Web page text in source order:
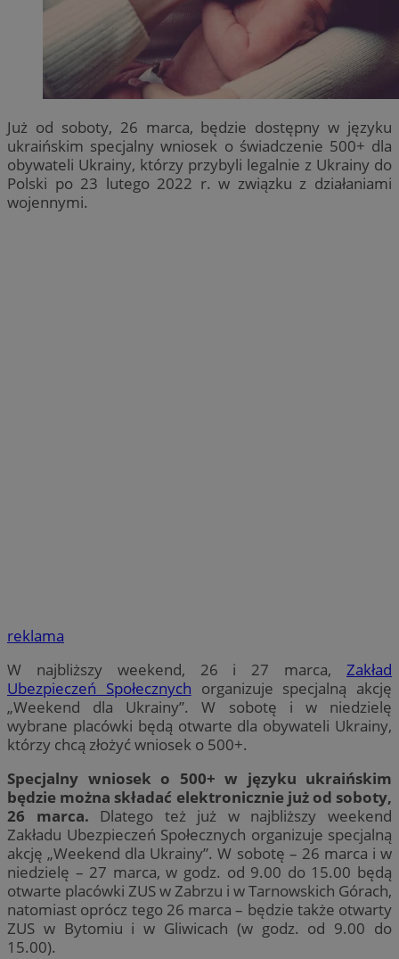
Już od soboty, 26 marca, będzie dostępny w języku
ukraińskim specjalny wniosek o świadczenie 500+ dla
obywateli Ukrainy, którzy przybyli legalnie z Ukrainy do
Polski po 23 lutego 2022 r. w związku z działaniami
wojennymi.
reklama
W najbliższy weekend, 26 i 27 marca, Zakład
Ubezpieczeń Społecznych organizuje specjalną akcję
„Weekend dla Ukrainy”. W sobotę i w niedzielę
wybrane placówki będą otwarte dla obywateli Ukrainy,
którzy chcą złożyć wniosek o 500+.
Specjalny wniosek o 500+ w języku ukraińskim
będzie można składać elektronicznie już od soboty,
26 marca. Dlatego też już w najbliższy weekend
Zakładu Ubezpieczeń Społecznych organizuje specjalną
akcję „Weekend dla Ukrainy”. W sobotę – 26 marca i w
niedzielę – 27 marca, w godz. od 9.00 do 15.00 będą
otwarte placówki ZUS w Zabrzu i w Tarnowskich Górach,
natomiast oprócz tego 26 marca – będzie także otwarty
ZUS w Bytomiu i w Gliwicach (w godz. od 9.00 do
15.00).